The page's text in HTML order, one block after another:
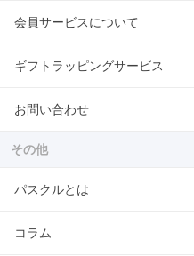
会員サービスについて
ギフトラッピングサービス
お問い合わせ
その他
パスクルとは
コラム